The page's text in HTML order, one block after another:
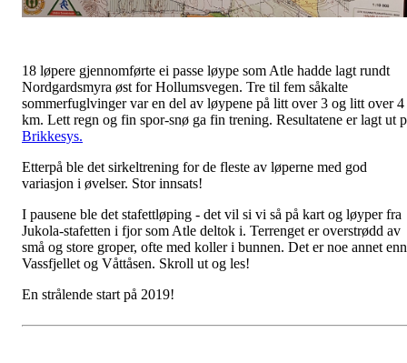
18 løpere gjennomførte ei passe løype som Atle hadde lagt rundt
Nordgardsmyra øst for Hollumsvegen. Tre til fem såkalte
sommerfuglvinger var en del av løypene på litt over 3 og litt over 4
km. Lett regn og fin spor-snø ga fin trening. Resultatene er lagt ut
Brikkesys.
Etterpå ble det sirkeltrening for de fleste av løperne med god
variasjon i øvelser. Stor innsats!
I pausene ble det stafettløping - det vil si vi så på kart og løyper fra
Jukola-stafetten i fjor som Atle deltok i. Terrenget er overstrødd av
små og store groper, ofte med koller i bunnen. Det er noe annet enn
Vassfjellet og Våttåsen. Skroll ut og les!
En strålende start på 2019!